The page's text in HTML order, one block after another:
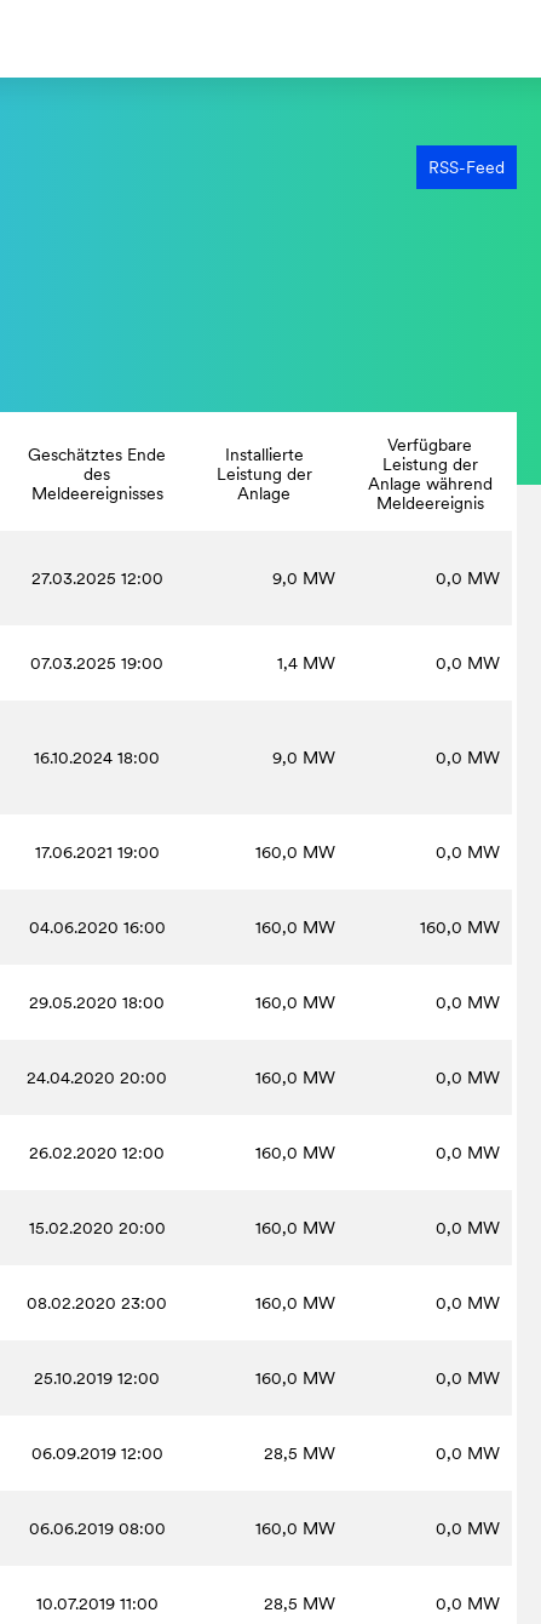
RSS-Feed
Geschätztes Ende
des
Meldeereignisses
Installierte
Leistung der
Anlage
Verfügbare
Leistung der
Anlage während
Meldeereignis
27.03.2025 12:00 9,0 MW 0,0 MW
07.03.2025 19:00 1,4 MW 0,0 MW
16.10.2024 18:00 9,0 MW 0,0 MW
17.06.2021 19:00 160,0 MW 0,0 MW
04.06.2020 16:00 160,0 MW 160,0 MW
29.05.2020 18:00 160,0 MW 0,0 MW
24.04.2020 20:00 160,0 MW 0,0 MW
26.02.2020 12:00 160,0 MW 0,0 MW
15.02.2020 20:00 160,0 MW 0,0 MW
08.02.2020 23:00 160,0 MW 0,0 MW
25.10.2019 12:00 160,0 MW 0,0 MW
06.09.2019 12:00 28,5 MW 0,0 MW
06.06.2019 08:00 160,0 MW 0,0 MW
10.07.2019 11:00 28,5 MW 0,0 MW